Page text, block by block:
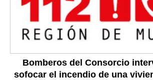
Bomberos del Consorcio
sofocar el incendio de una